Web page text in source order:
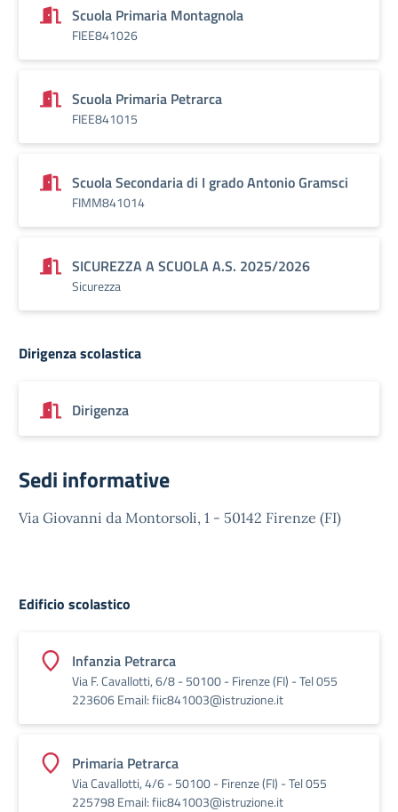
Scuola Primaria Montagnola
FIEE841026
Scuola Primaria Petrarca
FIEE841015
Scuola Secondaria di I grado Antonio Gramsci
FIMM841014
SICUREZZA A SCUOLA A.S. 2025/2026
Sicurezza
Dirigenza scolastica
Dirigenza
Sedi informative
Via Giovanni da Montorsoli, 1 - 50142 Firenze (FI)
Edificio scolastico
Infanzia Petrarca
Via F. Cavallotti, 6/8 - 50100 - Firenze (FI) - Tel 055
223606 Email: fiic841003@istruzione.it
Primaria Petrarca
Via Cavallotti, 4/6 - 50100 - Firenze (FI) - Tel 055
225798 Email: fiic841003@istruzione.it